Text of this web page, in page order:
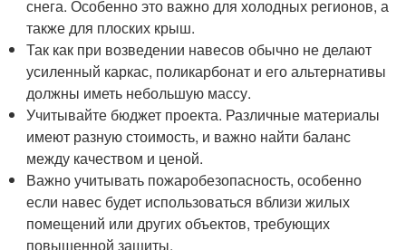
снега. Особенно это важно для холодных регионов, а
также для плоских крыш.
Так как при возведении навесов обычно не делают
усиленный каркас, поликарбонат и его альтернативы
должны иметь небольшую массу.
Учитывайте бюджет проекта. Различные материалы
имеют разную стоимость, и важно найти баланс
между качеством и ценой.
Важно учитывать пожаробезопасность, особенно
если навес будет использоваться вблизи жилых
помещений или других объектов, требующих
повышенной защиты.